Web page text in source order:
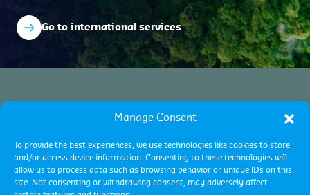
Manage Consent
To provide the best experiences, we use technologies like cookies to store
and/or access device information. Consenting to these technologies will
allow us to process data such as browsing behavior or unique IDs on this
site. Not consenting or withdrawing consent, may adversely affect
Go to international services